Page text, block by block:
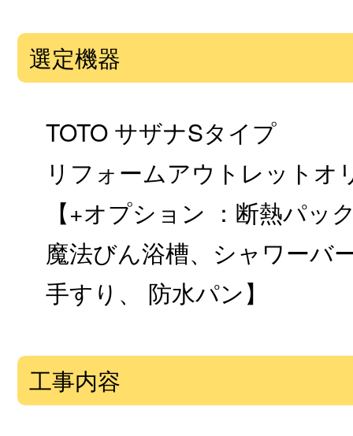
選定機器
TOTO サザナSタイプ
リフォームアウトレットオ
【+オプション ：断熱パッ
魔法びん浴槽、シャワーバ
手すり、 防水パン】
工事内容